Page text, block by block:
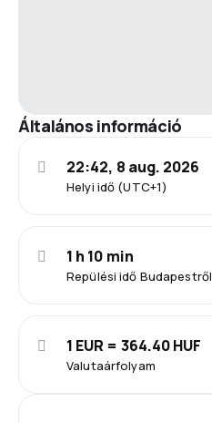
Általános információ
Helyi idő (UTC+1)
22:42, 8 aug. 2026
Repülési idő Budapestről
1 h 10 min
Valutaárfolyam
1 EUR = 364.40 HUF